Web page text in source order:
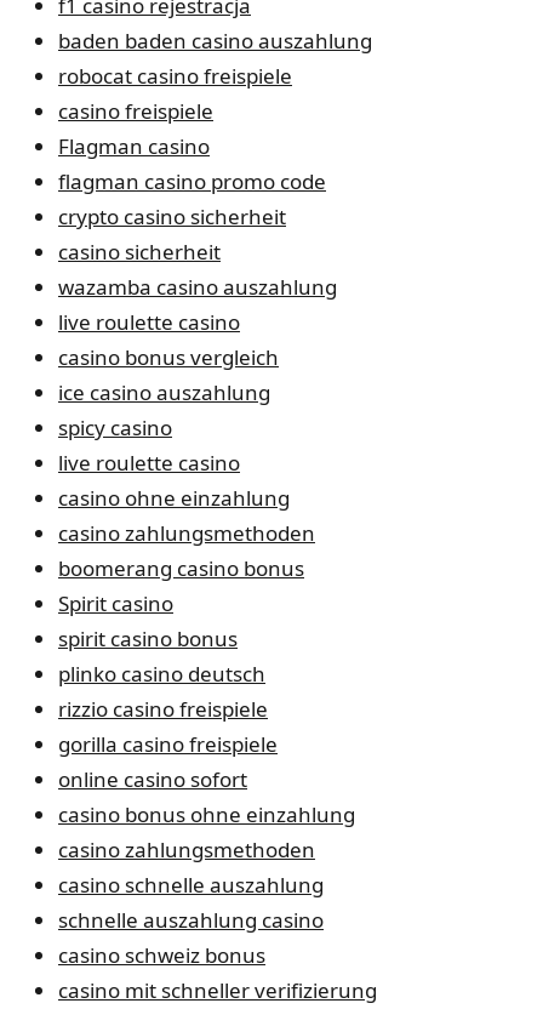
baden baden casino auszahlung
robocat casino freispiele
casino freispiele
Flagman casino
flagman casino promo code
crypto casino sicherheit
casino sicherheit
wazamba casino auszahlung
live roulette casino
casino bonus vergleich
ice casino auszahlung
spicy casino
live roulette casino
casino ohne einzahlung
casino zahlungsmethoden
boomerang casino bonus
Spirit casino
spirit casino bonus
plinko casino deutsch
rizzio casino freispiele
gorilla casino freispiele
online casino sofort
casino bonus ohne einzahlung
casino zahlungsmethoden
casino schnelle auszahlung
schnelle auszahlung casino
casino schweiz bonus
casino mit schneller verifizierung